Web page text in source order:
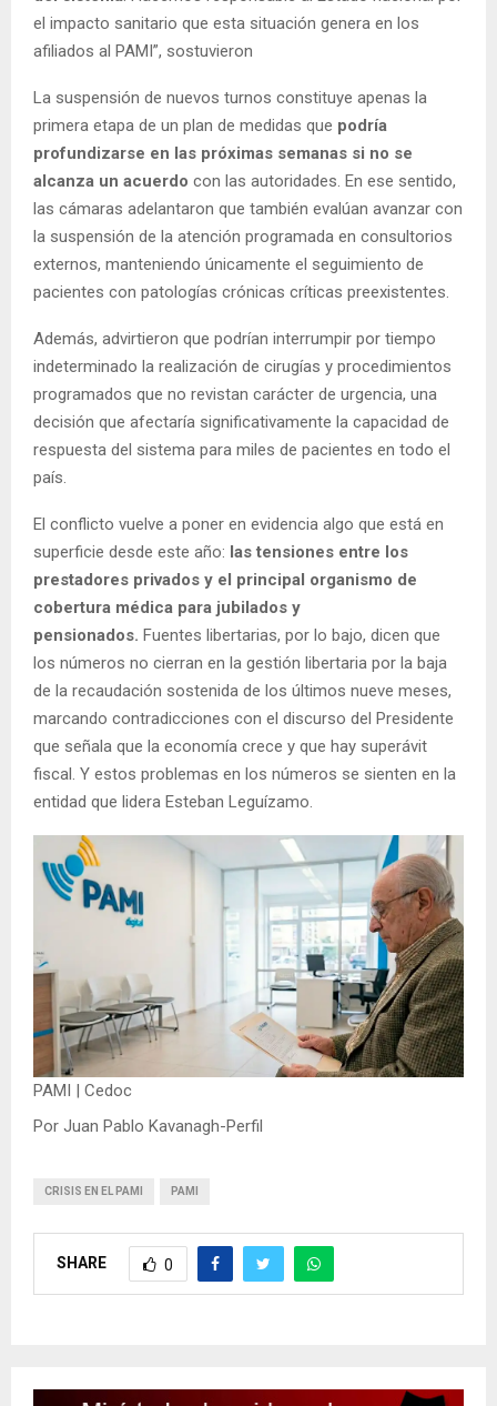
el impacto sanitario que esta situación genera en los
afiliados al PAMI”, sostuvieron
La suspensión de nuevos turnos constituye apenas la
primera etapa de un plan de medidas que podría
profundizarse en las próximas semanas si no se
alcanza un acuerdo con las autoridades. En ese sentido,
las cámaras adelantaron que también evalúan avanzar con
la suspensión de la atención programada en consultorios
externos, manteniendo únicamente el seguimiento de
pacientes con patologías crónicas críticas preexistentes.
Además, advirtieron que podrían interrumpir por tiempo
indeterminado la realización de cirugías y procedimientos
programados que no revistan carácter de urgencia, una
decisión que afectaría significativamente la capacidad de
respuesta del sistema para miles de pacientes en todo el
país.
El conflicto vuelve a poner en evidencia algo que está en
superficie desde este año: las tensiones entre los
prestadores privados y el principal organismo de
cobertura médica para jubilados y
pensionados. Fuentes libertarias, por lo bajo, dicen que
los números no cierran en la gestión libertaria por la baja
de la recaudación sostenida de los últimos nueve meses,
marcando contradicciones con el discurso del Presidente
que señala que la economía crece y que hay superávit
fiscal. Y estos problemas en los números se sienten en la
entidad que lidera Esteban Leguízamo.
PAMI | Cedoc
Por Juan Pablo Kavanagh-Perfil
CRISIS EN EL PAMI PAMI
SHARE 0